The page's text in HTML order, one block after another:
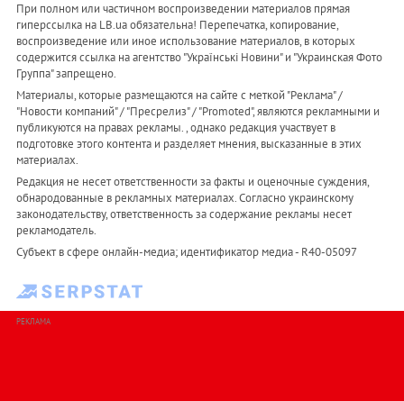
При полном или частичном воспроизведении материалов прямая
гиперссылка на LB.ua обязательна! Перепечатка, копирование,
воспроизведение или иное использование материалов, в которых
содержится ссылка на агентство "Українськi Новини" и "Украинская Фото
Группа" запрещено.
Материалы, которые размещаются на сайте с меткой "Реклама" /
"Новости компаний" / "Пресрелиз" / "Promoted", являются рекламными и
публикуются на правах рекламы. , однако редакция участвует в
подготовке этого контента и разделяет мнения, высказанные в этих
материалах.
Редакция не несет ответственности за факты и оценочные суждения,
обнародованные в рекламных материалах. Согласно украинскому
законодательству, ответственность за содержание рекламы несет
рекламодатель.
Субъект в сфере онлайн-медиа; идентификатор медиа - R40-05097
РЕКЛАМА